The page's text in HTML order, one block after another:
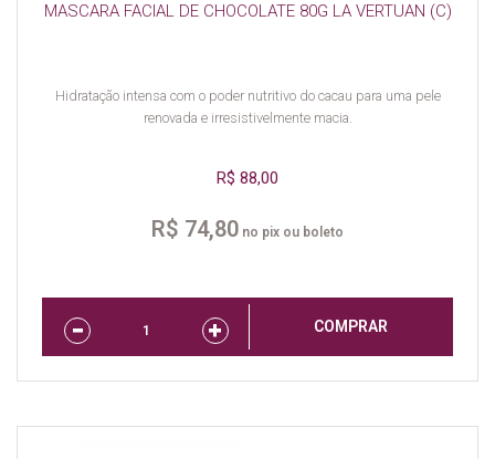
MASCARA FACIAL DE CHOCOLATE 80G LA VERTUAN (C)
Hidratação intensa com o poder nutritivo do cacau para uma pele
renovada e irresistivelmente macia.
R$ 88,00
R$ 74,80 no pix ou boleto
COMPRAR